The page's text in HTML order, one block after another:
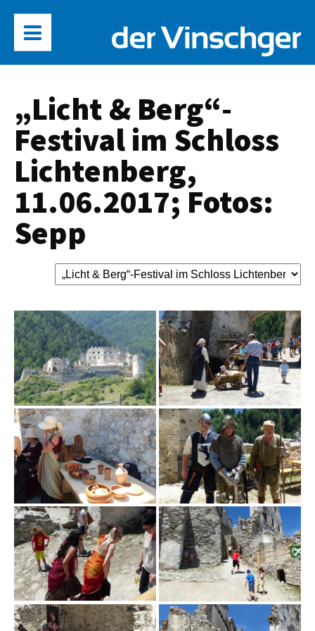
„Licht & Berg“-
Festival im Schloss
Lichtenberg,
11.06.2017; Fotos:
Sepp